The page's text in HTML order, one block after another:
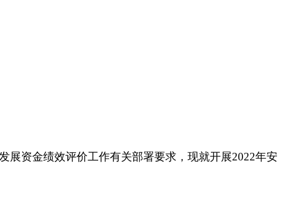
展资金绩效评价工作有关部署要求，现就开展2022年安